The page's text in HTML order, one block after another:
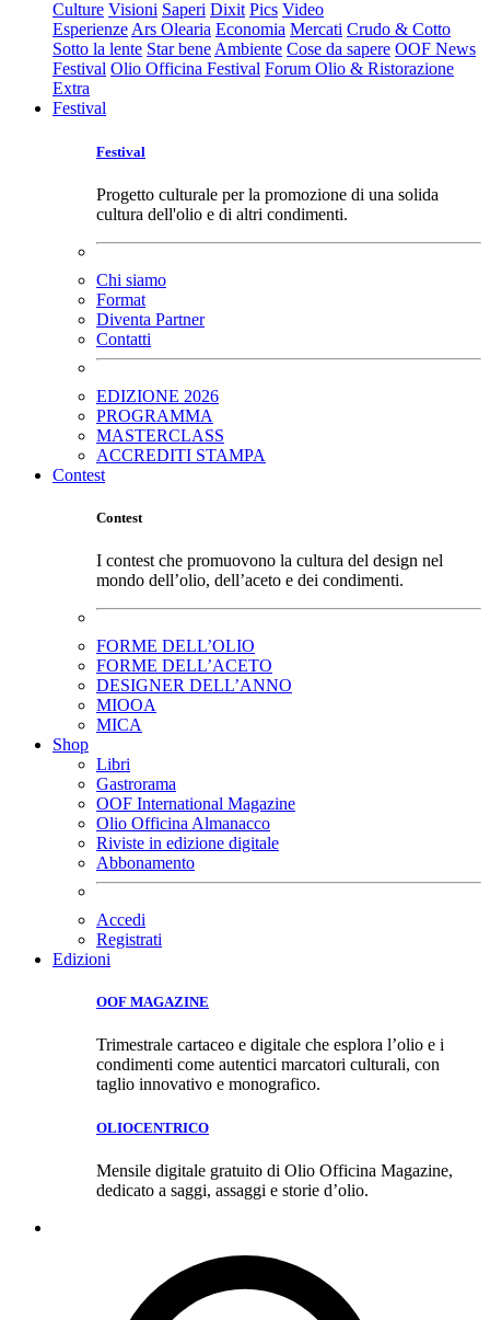
Culture Visioni Saperi Dixit Pics Video
Esperienze Ars Olearia Economia Mercati Crudo & Cotto
Sotto la lente Star bene Ambiente Cose da sapere OOF News
Festival Olio Officina Festival Forum Olio & Ristorazione
Extra
Festival
Festival
Progetto culturale per la promozione di una solida
cultura dell'olio e di altri condimenti.
Chi siamo
Format
Diventa Partner
Contatti
EDIZIONE 2026
PROGRAMMA
MASTERCLASS
ACCREDITI STAMPA
Contest
Contest
I contest che promuovono la cultura del design nel
mondo dell’olio, dell’aceto e dei condimenti.
FORME DELL’OLIO
FORME DELL’ACETO
DESIGNER DELL’ANNO
MIOOA
MICA
Shop
Libri
Gastrorama
OOF International Magazine
Olio Officina Almanacco
Riviste in edizione digitale
Abbonamento
Accedi
Registrati
Edizioni
OOF MAGAZINE
Trimestrale cartaceo e digitale che esplora l’olio e i
condimenti come autentici marcatori culturali, con
taglio innovativo e monografico.
OLIOCENTRICO
Mensile digitale gratuito di Olio Officina Magazine,
dedicato a saggi, assaggi e storie d’olio.